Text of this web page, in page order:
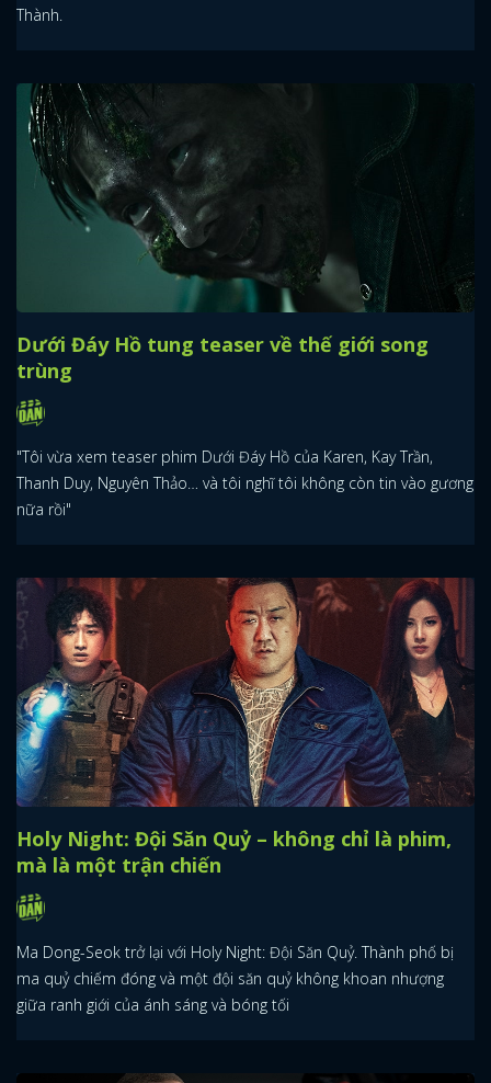
Thành.
Dưới Đáy Hồ tung teaser về thế giới song
trùng
"Tôi vừa xem teaser phim Dưới Đáy Hồ của Karen, Kay Trần,
Thanh Duy, Nguyên Thảo… và tôi nghĩ tôi không còn tin vào gương
nữa rồi"
Holy Night: Đội Săn Quỷ – không chỉ là phim,
mà là một trận chiến
Ma Dong-Seok trở lại với Holy Night: Đội Săn Quỷ. Thành phố bị
ma quỷ chiếm đóng và một đội săn quỷ không khoan nhượng
giữa ranh giới của ánh sáng và bóng tối